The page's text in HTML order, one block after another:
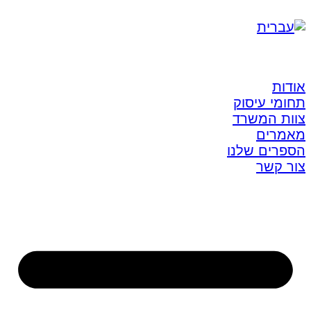
אודות
תחומי עיסוק
צוות המשרד
מאמרים
הספרים שלנו
צור קשר